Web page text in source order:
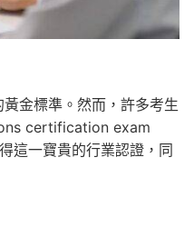
金標準。然而，許多考生
certification exam
這一寶貴的行業認證，同